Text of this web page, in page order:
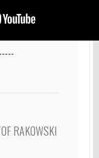
RAKOWSKI